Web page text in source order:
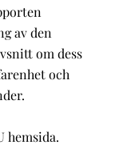
av den
om dess
och
hemsida.